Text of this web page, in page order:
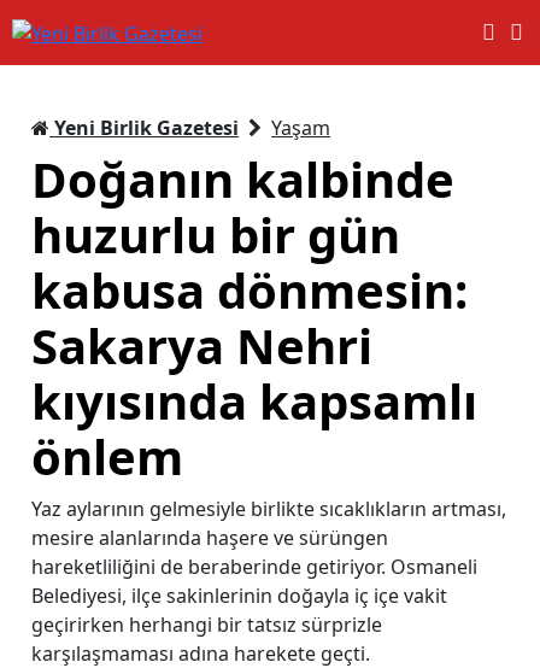
Yeni Birlik Gazetesi Yaşam
Doğanın kalbinde
huzurlu bir gün
kabusa dönmesin:
Sakarya Nehri
kıyısında kapsamlı
önlem
Yaz aylarının gelmesiyle birlikte sıcaklıkların artması,
mesire alanlarında haşere ve sürüngen
hareketliliğini de beraberinde getiriyor. Osmaneli
Belediyesi, ilçe sakinlerinin doğayla iç içe vakit
geçirirken herhangi bir tatsız sürprizle
karşılaşmaması adına harekete geçti.